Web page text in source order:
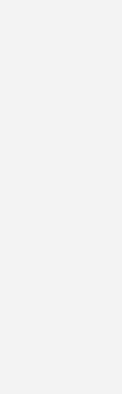
und stärkeren
hohem Warmwasserbedarf
als Kaskade